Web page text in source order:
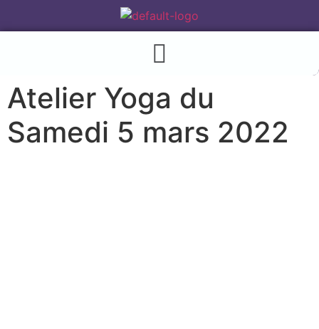
Atelier Yoga du
Samedi 5 mars 2022